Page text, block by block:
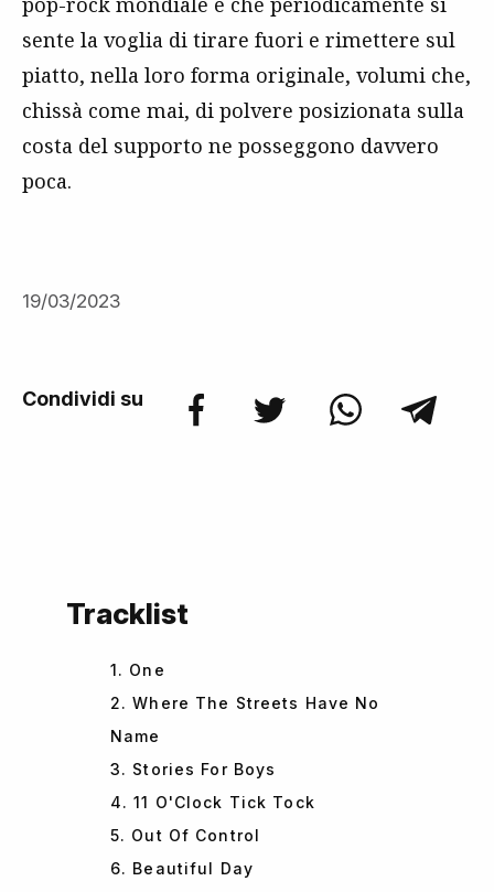
sente la voglia di tirare fuori e rimettere sul
piatto, nella loro forma originale, volumi che,
chissà come mai, di polvere posizionata sulla
costa del supporto ne posseggono davvero
poca.
19/03/2023
Condividi su
Tracklist
1. One
2. Where The Streets Have No
Name
3. Stories For Boys
4. 11 O'Clock Tick Tock
5. Out Of Control
6. Beautiful Day